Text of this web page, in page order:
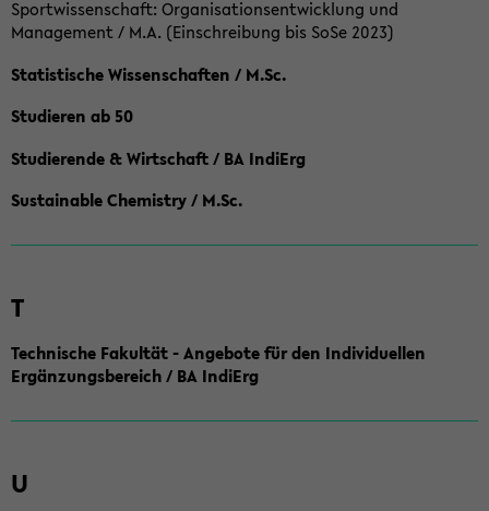
Sportwissenschaft: Organisationsentwicklung und
Management / M.A. (Einschreibung bis SoSe 2023)
Statistische Wissenschaften / M.Sc.
Studieren ab 50
Studierende & Wirtschaft / BA IndiErg
Sustainable Chemistry / M.Sc.
T
Technische Fakultät - Angebote für den Individuellen
Ergänzungsbereich / BA IndiErg
U